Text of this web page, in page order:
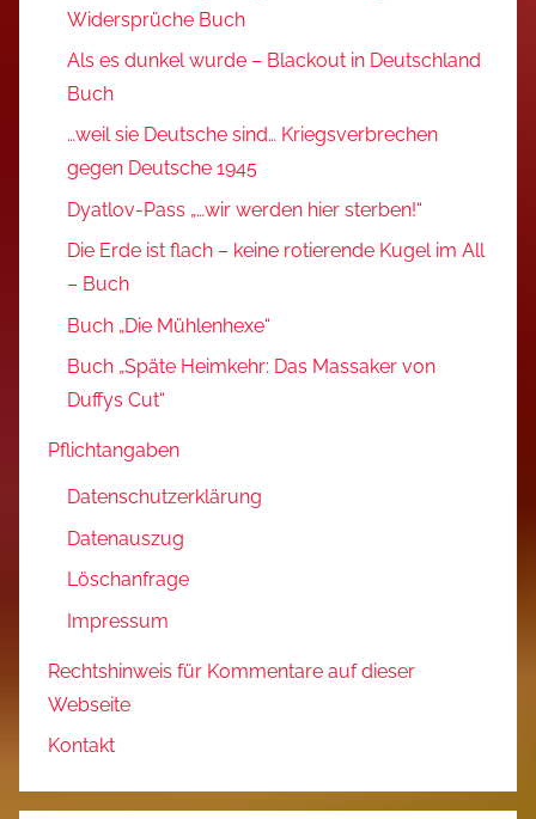
Widersprüche Buch
Als es dunkel wurde – Blackout in Deutschland
Buch
…weil sie Deutsche sind… Kriegsverbrechen
gegen Deutsche 1945
Dyatlov-Pass „…wir werden hier sterben!“
Die Erde ist flach – keine rotierende Kugel im All
– Buch
Buch „Die Mühlenhexe“
Buch „Späte Heimkehr: Das Massaker von
Duffys Cut“
Pflichtangaben
Datenschutzerklärung
Datenauszug
Löschanfrage
Impressum
Rechtshinweis für Kommentare auf dieser
Webseite
Kontakt